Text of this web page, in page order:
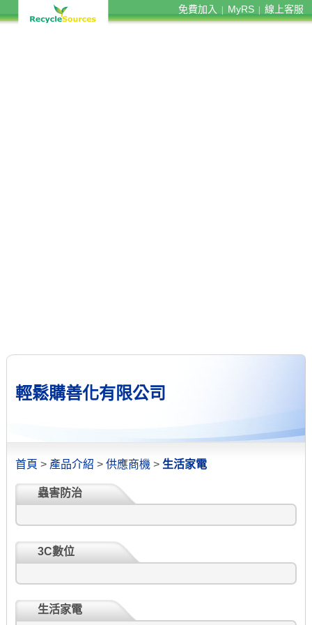
免費加入 MyRS 線上客服
輕鬆購善化有限公司
首頁 > 產品介紹 > 供應商機 > 生活家電
蟲害防治
3C數位
生活家電